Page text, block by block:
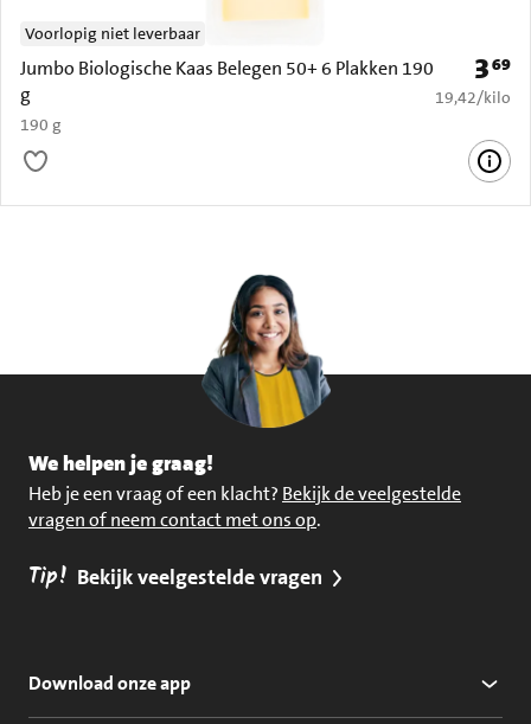
Jumbo Biologische Kaas Belegen 50+ 6 Plakken 190
g
190 g
Voorlopig niet leverbaar
Prijs:
369
€ 19,42 per
19,42/kilo
We helpen je graag!
Heb je een vraag of een klacht? Bekijk de veelgestelde
vragen of neem contact met ons op.
Tip! Bekijk veelgestelde vragen
Download onze app